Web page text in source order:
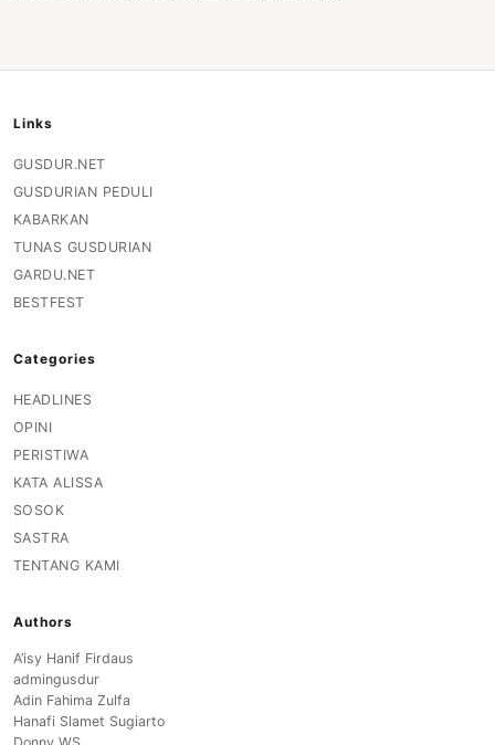
Links
GUSDUR.NET
GUSDURIAN PEDULI
KABARKAN
TUNAS GUSDURIAN
GARDU.NET
BESTFEST
Categories
HEADLINES
OPINI
PERISTIWA
KATA ALISSA
SOSOK
SASTRA
TENTANG KAMI
Authors
A’isy Hanif Firdaus
admingusdur
Adin Fahima Zulfa
Hanafi Slamet Sugiarto